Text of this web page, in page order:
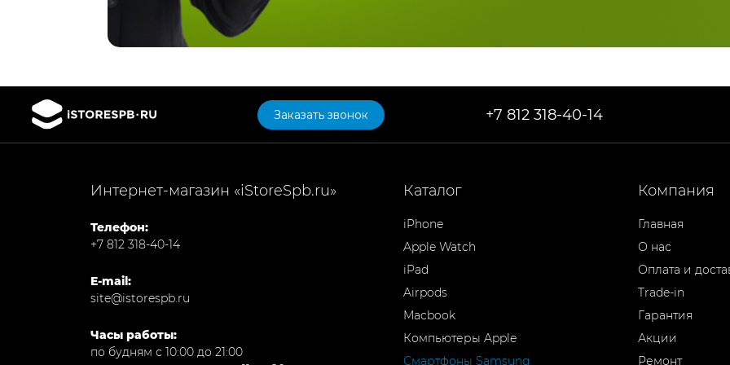
Заказать звонок +7 812 318-40-14
Интернет-магазин «iStoreSpb.ru»
Телефон:
+7 812 318-40-14
E-mail:
site@istorespb.ru
Часы работы:
по будням с 10:00 до 21:00
Каталог
iPhone
Apple Watch
iPad
Airpods
Macbook
Компьютеры Apple
Смартфоны Samsung
Компания
Главная
О нас
Оплата и
Trade-in
Гарантия
Акции
Ремонт